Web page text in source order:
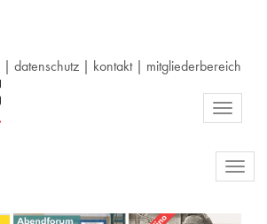
| datenschutz| kontakt| mitgliederbereich
Toggle